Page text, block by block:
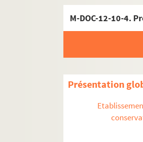
Présentation
M-BRO. Brochures
M-DOC. Documents
M-DOC-1.